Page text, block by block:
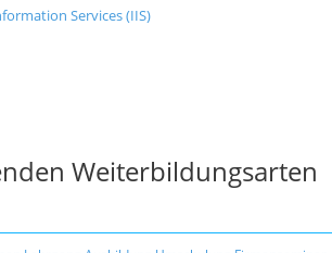
Services (IIS)
Weiterbildungsarten